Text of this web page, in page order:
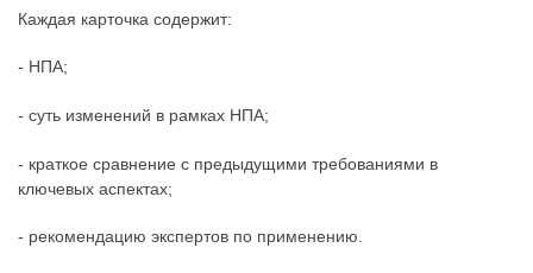
Каждая карточка содержит:
- НПА;
- суть изменений в рамках НПА;
- краткое сравнение с предыдущими требованиями в
ключевых аспектах;
- рекомендацию экспертов по применению.